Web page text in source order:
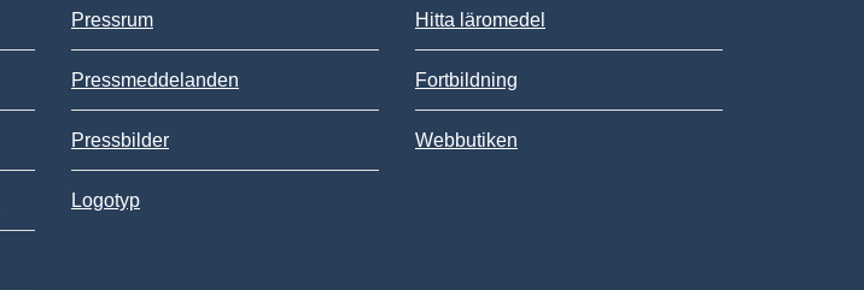
Pressrum
Pressmeddelanden
Pressbilder
Logotyp
Hitta läromedel
Fortbildning
Webbutiken